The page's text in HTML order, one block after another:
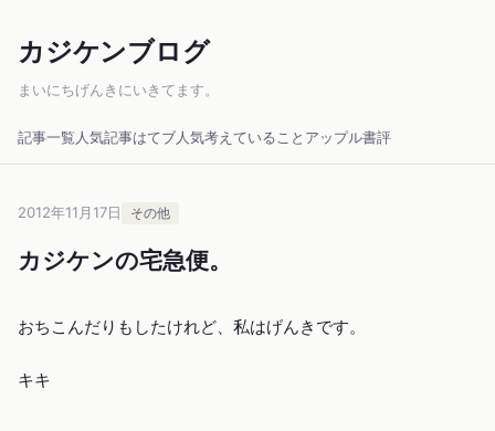
カジケンブログ
まいにちげんきにいきてます。
記事一覧 人気記事はてブ人気考えていること アップル書評
2012年11月17日 その他
カジケンの宅急便。
おちこんだりもしたけれど、私はげんきです。
キキ